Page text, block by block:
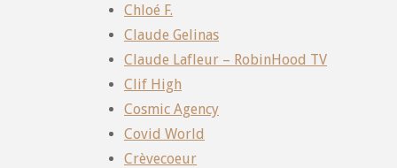
Chloé F.
Claude Gelinas
Claude Lafleur – RobinHood TV
Clif High
Cosmic Agency
Covid World
Crèvecoeur